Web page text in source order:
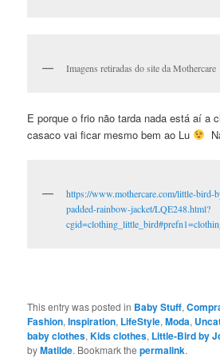
Imagens retiradas do site da Mothercare
E porque o frio não tarda nada está aí a
casaco vai ficar mesmo bem ao Lu
https://www.mothercare.com/little-
padded-rainbow-jacket/LQE248.html?
This entry was posted in Baby Stuff,
Fashion,Inspiration, LifeStyle,Moda,
baby clothes,Kids clothes, Little-Bird by
byMatilde. Bookmark thepermalink.